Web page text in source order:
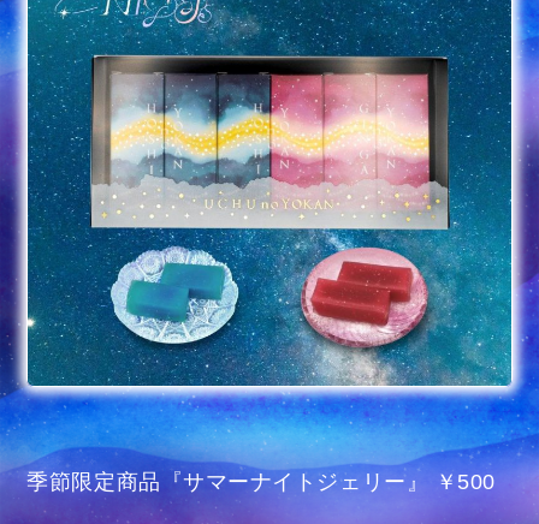
季節限定商品『サマーナイトジェリー』 ￥500